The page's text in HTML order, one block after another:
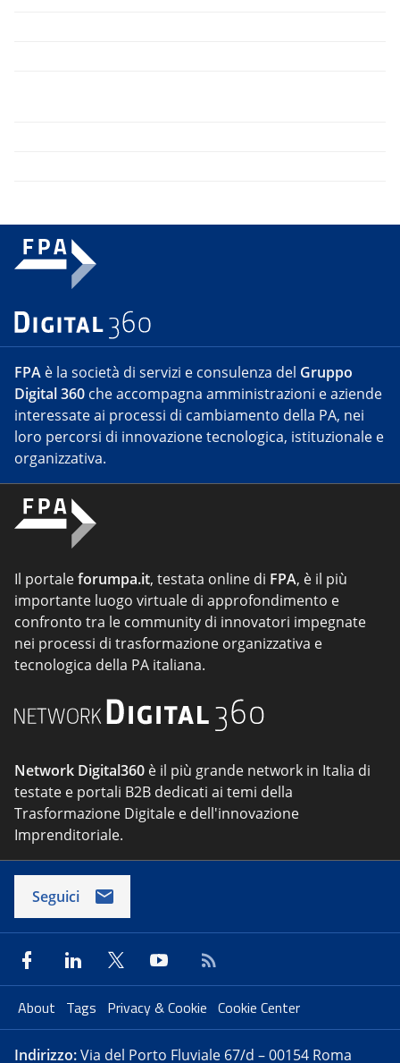
FPA è la società di servizi e consulenza del Gruppo
Digital 360 che accompagna amministrazioni e aziende
interessate ai processi di cambiamento della PA, nei
loro percorsi di innovazione tecnologica, istituzionale e
organizzativa.
Il portaleforumpa.it, testata online di FPA, è il più
importante luogo virtuale di approfondimento e
confronto tra le community di innovatori impegnate
nei processi di trasformazione organizzativa e
tecnologica della PA italiana.
Network Digital360 è il più grande network in Italia di
testate e portali B2B dedicati ai temi della
Trasformazione Digitale e dell'innovazione
Imprenditoriale.
Seguici
About Tags Privacy & Cookie Cookie Center
Indirizzo:Via del Porto Fluviale 67/d – 00154 Roma